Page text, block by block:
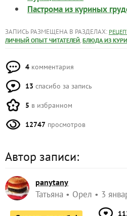
Пастрома из куриных
ЗАПИСЬ РАЗМЕЩЕНА В РАЗДЕЛАХ:
ЛИЧНЫЙ ОПЫТ ЧИТАТЕЛЕЙ, БЛЮДА ИЗ
4 комментария
13 спасибо за запись
5 в избранном
12747 просмотров
Автор записи:
panytany
Татьяна Орел 3